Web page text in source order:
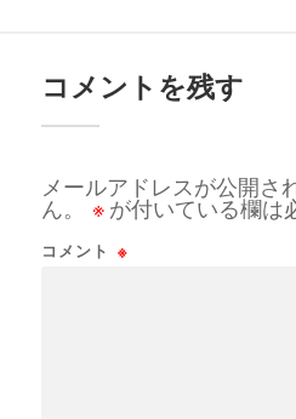
コメントを残す
メールアドレスが公開さ
ん。
※ が付いている欄は
コメント ※